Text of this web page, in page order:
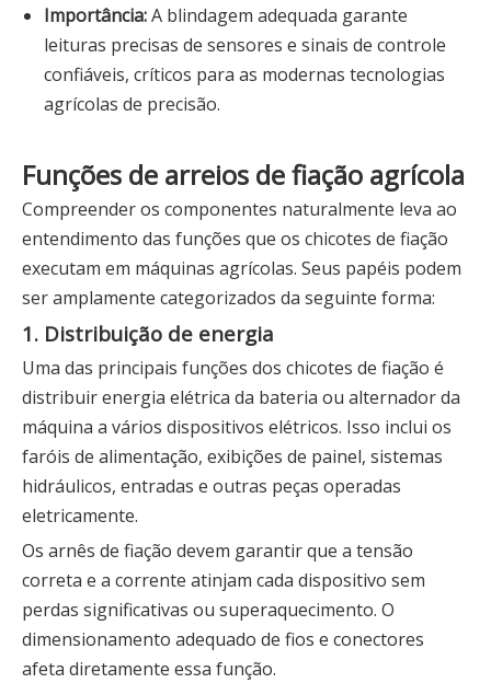
Importância:A blindagem adequada garante
leituras precisas de sensores e sinais de controle
confiáveis, críticos para as modernas tecnologias
agrícolas de precisão.
Funções de arreios de fiação agrícola
Compreender os componentes naturalmente leva ao
entendimento das funções que os chicotes de fiação
executam em máquinas agrícolas. Seus papéis podem
ser amplamente categorizados da seguinte forma:
1. Distribuição de energia
Uma das principais funções dos chicotes de fiação é
distribuir energia elétrica da bateria ou alternador da
máquina a vários dispositivos elétricos. Isso inclui os
faróis de alimentação, exibições de painel, sistemas
hidráulicos, entradas e outras peças operadas
eletricamente.
Os arnês de fiação devem garantir que a tensão
correta e a corrente atinjam cada dispositivo sem
perdas significativas ou superaquecimento. O
dimensionamento adequado de fios e conectores
afeta diretamente essa função.